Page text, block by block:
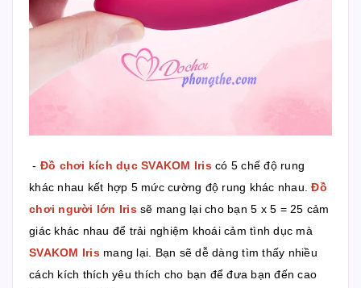
- Đồ chơi kích dục SVAKOM Iriscó 5 chế độ rung
khác nhau kết hợp 5 mức cường độ rung khác nhau.Đồ
chơi người lớn Irissẽ mang lại cho bạn 5 x 5 = 25 cảm
giác khác nhau để trải nghiệm khoái cảm tình dục mà
SVAKOM Irismang lại. Bạn sẽ dễ dàng tìm thấy nhiều
cách kích thích yêu thích cho bạn để đưa bạn đến cao